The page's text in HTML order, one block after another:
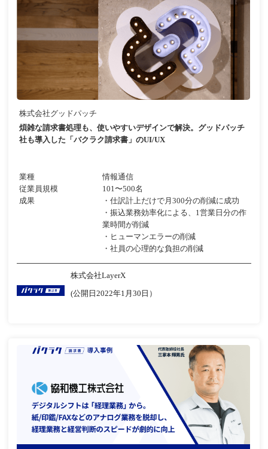
株式会社グッドパッチ
煩雑な請求書処理も、使いやすいデザインで解決。グッドパッチ
社も導入した「バクラク請求書」のUI/UX
業種
情報通信
従業員規模
101〜500名
成果
・仕訳計上だけで月300分の削減に成功
・振込業務効率化による、1営業日分の作
業時間が削減
・ヒューマンエラーの削減
・社員の心理的な負担の削減
株式会社LayerX
(公開日2022年1月30日）